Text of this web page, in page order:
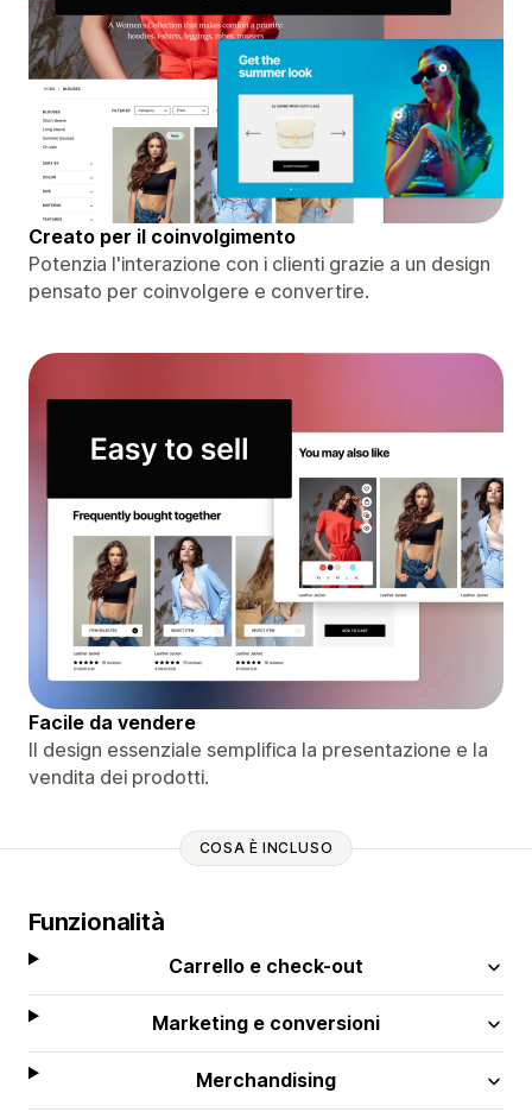
Creato per il coinvolgimento
Potenzia l'interazione con i clienti grazie a un design
pensato per coinvolgere e convertire.
Facile da vendere
Il design essenziale semplifica la presentazione e la
vendita dei prodotti.
COSA È INCLUSO
Funzionalità
Carrello e check-out
Marketing e conversioni
Merchandising